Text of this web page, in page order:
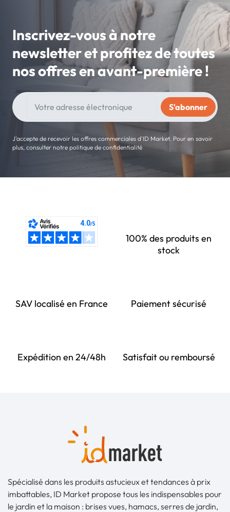
Inscrivez-vous à notre
newsletter et profitez de toutes
nos offres en avant-première !
J'accepte de recevoir les offres commerciales d'ID Market. Pour en savoir
plus, consulter notre politique de confidentialité
100% des produits en
stock
SAV localisé en France Paiement sécurisé
Expédition en 24/48h Satisfait ou remboursé
Spécialisé dans les produits astucieux et tendances à prix
imbattables, ID Market propose tous les indispensables pour
le jardin et la maison : brises vues, hamacs, serres de jardin,